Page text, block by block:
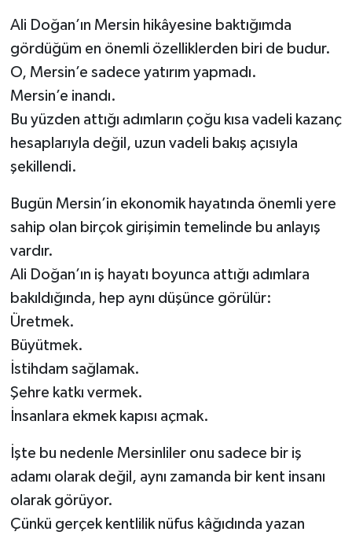
Ali Doğan’ın Mersin hikâyesine baktığımda
gördüğüm en önemli özelliklerden biri de budur.
O, Mersin’e sadece yatırım yapmadı.
Mersin’e inandı.
Bu yüzden attığı adımların çoğu kısa vadeli kazanç
hesaplarıyla değil, uzun vadeli bakış açısıyla
şekillendi.
Bugün Mersin’in ekonomik hayatında önemli yere
sahip olan birçok girişimin temelinde bu anlayış
vardır.
Ali Doğan’ın iş hayatı boyunca attığı adımlara
bakıldığında, hep aynı düşünce görülür:
Üretmek.
Büyütmek.
İstihdam sağlamak.
Şehre katkı vermek.
İnsanlara ekmek kapısı açmak.
İşte bu nedenle Mersinliler onu sadece bir iş
adamı olarak değil, aynı zamanda bir kent insanı
olarak görüyor.
Çünkü gerçek kentlilik nüfus kâğıdında yazan